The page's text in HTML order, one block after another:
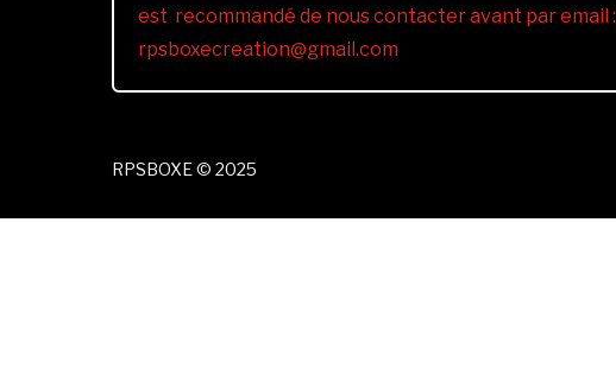
est recommandé de nous contacter avant par email :
rpsboxecreation@gmail.com
RPSBOXE © 2025